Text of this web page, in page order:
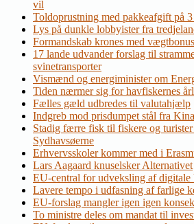
vil
Toldoprustning med pakkeafgift på
Lys på dunkle lobbyister fra
Formandskab krones med
17 lande udvander forslag til
svinetransporter
Vismænd og energiminister om
Tiden nærmer sig for havfiskernes
Fælles gæld udbredes til valutahjælp
Indgreb mod prisdumpet stål fra Kina
Stadig færre fisk til fiskere og
Sydhavsøerne
Erhvervsskoler kommer med i
Lars Aagaard knuselsker Alternativet
EU-central for udveksling af digitale
Lavere tempo i udfasning af farlige
EU-forslag mangler igen igen
To ministre deles om mandat til